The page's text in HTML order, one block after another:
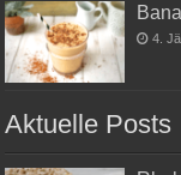
4.
Aktuelle Posts